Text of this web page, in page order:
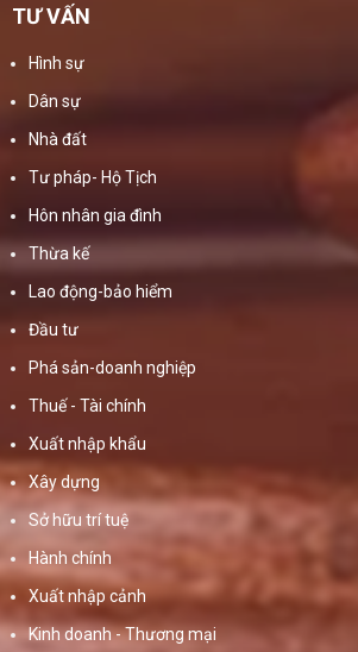
TƯ VẤN
Hình sự
Dân sự
Nhà đất
Tư pháp- Hộ Tịch
Hôn nhân gia đình
Thừa kế
Lao động-bảo hiểm
Đầu tư
Phá sản-doanh nghiệp
Thuế - Tài chính
Xuất nhập khẩu
Xây dựng
Sở hữu trí tuệ
Hành chính
Xuất nhập cảnh
Kinh doanh - Thương mại